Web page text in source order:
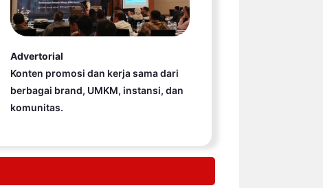
Advertorial
Konten promosi dan kerja sama dari
berbagai brand, UMKM, instansi, dan
komunitas.